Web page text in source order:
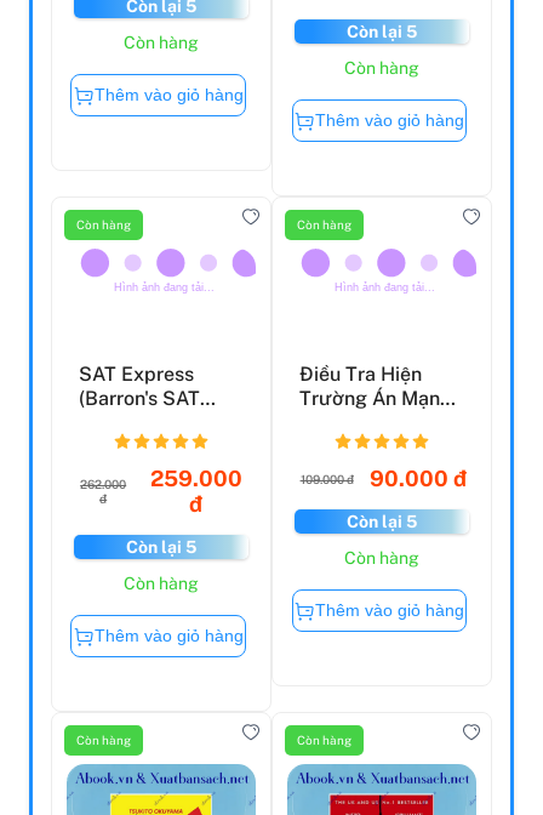
60.000 đ 49.000 đ
Còn lại 5
Còn hàng
256.000
254.000
đ
Còn lại 5
Còn hàng
Còn hàng
(Barron's SAT
Prep)
262.000
259.000
đ
Còn lại 5
Còn hàng
Còn hàng
Điều Tra Hiện
Trường Án Mạng -
Những Tội Ác
Còn hàng
Thêm vào giỏ hàng